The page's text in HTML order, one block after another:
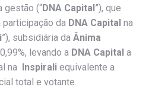
gestão (“DNA Capital”), que
participação da DNA Capital na
”), subsidiária da Ânima
levando a DNA Capital a
na Inspirali equivalente a
total e votante.